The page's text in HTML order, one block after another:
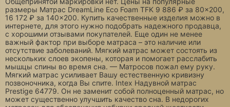
размеры Матрас DreamLine Eco Foam TFK 9 886 ₽ за 80×200,
16 172 ₽ за 140×200. Купить качественные изделия можно в
интернете, для этого нужно подобрать надежного продавца,
с хорошими отзывами покупателей. Еще один не менее
важный фактор при выборе матраса – это наличие или
отсутствие заболеваний. Мягкий матрас может состоять из
нескольких слоев экопены, которая и помогает расслабить
мышцы спины во время сна. — Матросов пожал ему руку.
Мягкий матрас усиливает Вашу естественную кривизну
позвоночника, когда Вы спите. Intex Надувной матрас
Prestige 64779. Он не заменит собой полноценный матрас, но
может существенно улучшить качество сна. В недорогих